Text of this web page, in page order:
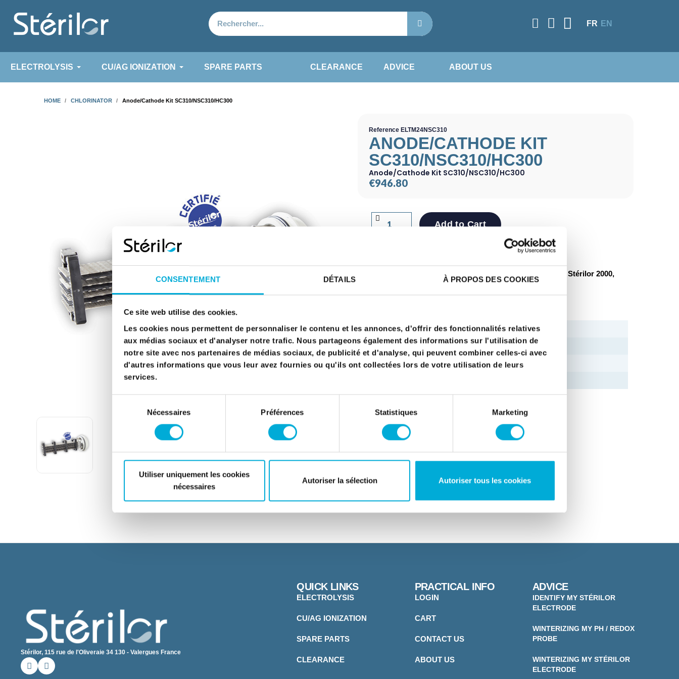
CONSENTEMENT DÉTAILS À PROPOS DES COOKIES
Ce site web utilise des cookies.
Les cookies nous permettent de personnaliser le contenu et les annonces, d'offrir des fonctionnalités relatives
aux médias sociaux et d'analyser notre trafic. Nous partageons également des informations sur l'utilisation de
notre site avec nos partenaires de médias sociaux, de publicité et d'analyse, qui peuvent combiner celles-ci avec
d'autres informations que vous leur avez fournies ou qu'ils ont collectées lors de votre utilisation de leurs
services.
consentement
Nécessaires Préférences Statistiques Marketing
Utiliser uniquement les cookies
nécessaires
Autoriser la sélection Autoriser tous les cookies
FR EN
ELECTROLYSIS CU/AG IONIZATION SPARE PARTS CLEARANCE ADVICE ABOUT US
HOME CHLORINATOR Anode/Cathode Kit SC310/NSC310/HC300
Reference ELTM24NSC310
ANODE/CATHODE KIT
SC310/NSC310/HC300
Anode/Cathode Kit SC310/NSC310/HC300
€946.80
Tax included
Add to Cart
Original Stérilor part. 7 grids, 3 of which are coated
Compatibility: Classic, Stériphor, Stériphox, Stériphox-2, Stérilor 2000,
Warranty 2 years
Number of grids 7
Grid width 50 mm
Stérilor, 115 rue de l'Oliveraie 34 130 - Valergues France
QUICK LINKS
ELECTROLYSIS
CU/AG IONIZATION
SPARE PARTS
CLEARANCE
PRACTICAL INFO
LOGIN
CART
CONTACT US
ABOUT US
ADVICE
IDENTIFY MY STÉRILOR
ELECTRODE
WINTERIZING MY PH / REDOX
PROBE
WINTERIZING MY STÉRILOR
ELECTRODE